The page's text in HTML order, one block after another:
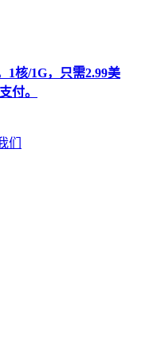
1核/1G，只需2.99美
付。
们